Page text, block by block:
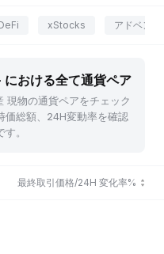
xStocks アドベン
おける全て通貨ペア
現物の通貨ペアをチェック
価総額、24H変動率を確認
。
最終取引価格/24H 変化率%